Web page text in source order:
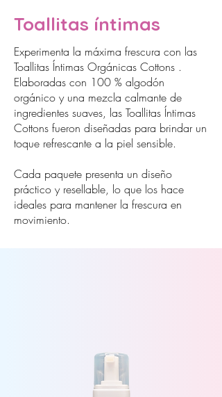
Toallitas íntimas
Experimenta la máxima frescura con las
Toallitas Íntimas Orgánicas Cottons .
Elaboradas con 100 % algodón
orgánico y una mezcla calmante de
ingredientes suaves, las Toallitas Íntimas
Cottons fueron diseñadas para brindar un
toque refrescante a la piel sensible.
Cada paquete presenta un diseño
práctico y resellable, lo que los hace
ideales para mantener la frescura en
movimiento.